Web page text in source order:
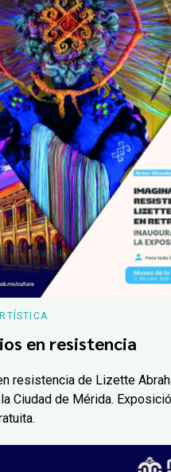
en resistencia
resistencia de Lizette
Ciudad de Mérida.